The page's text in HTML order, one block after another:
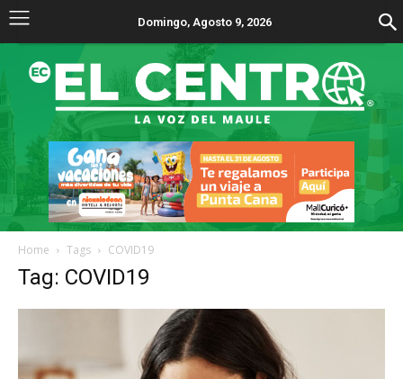
Domingo, Agosto 9, 2026
Home Tags COVID19
Tag: COVID19